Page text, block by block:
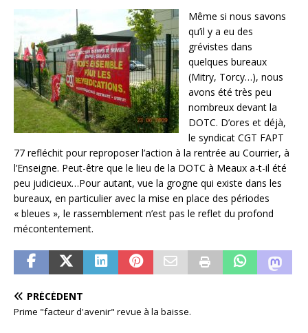
Même si nous savons
qu’il y a eu des
grévistes dans
quelques bureaux
(Mitry, Torcy…), nous
avons été très peu
nombreux devant la
DOTC. D’ores et déjà,
le syndicat CGT FAPT
77 refléchit pour reproposer l’action à la rentrée au Courrier, à
l’Enseigne. Peut-être que le lieu de la DOTC à Meaux a-t-il été
peu judicieux…Pour autant, vue la grogne qui existe dans les
bureaux, en particulier avec la mise en place des périodes
« bleues », le rassemblement n’est pas le reflet du profond
mécontentement.
PRÉCÉDENT
Prime "facteur d'avenir" revue à la baisse.